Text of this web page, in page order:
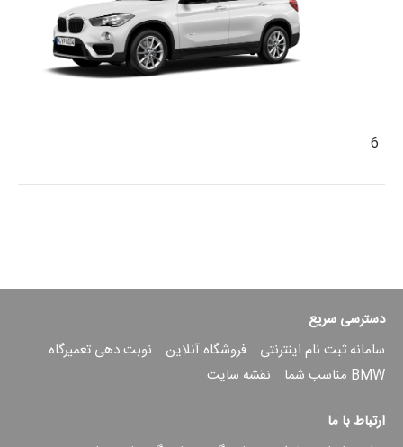
6
دسترسی سریع
سامانه ثبت نام اینترنتی
فروشگاه آنلاین
نوبت دهی تعمیرگاه
BMW مناسب شما
نقشه سایت
ارتباط با ما